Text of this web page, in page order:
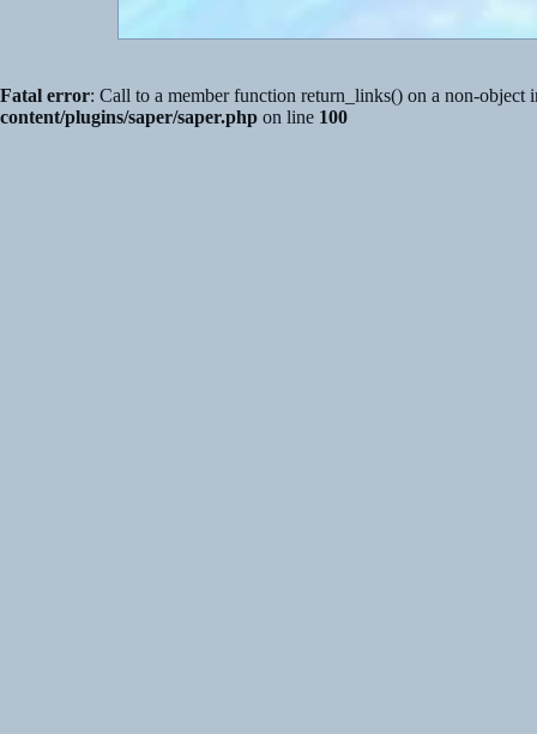
Fatal error: Call to a member function return_links() on a non-object
content/plugins/saper/saper.php on line 100